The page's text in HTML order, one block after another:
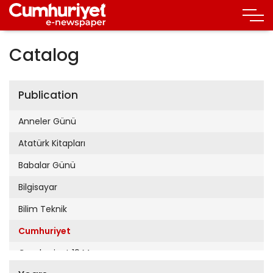
Catalog
Publication
Anneler Günü
Atatürk Kitapları
Babalar Günü
Bilgisayar
Bilim Teknik
Cumhuriyet
Cumhuriyet 19 Mayıs